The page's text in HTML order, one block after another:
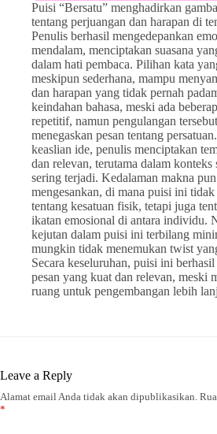
Puisi “Bersatu” menghadirkan
tentang perjuangan dan harapan di
Penulis berhasil mengedepankan
mendalam, menciptakan suasana
dalam hati pembaca. Pilihan kata
meskipun sederhana, mampu
dan harapan yang tidak pernah
keindahan bahasa, meski ada
repetitif, namun pengulangan
menegaskan pesan tentang
keaslian ide, penulis menciptakan
dan relevan, terutama dalam konteks
sering terjadi. Kedalaman makna
mengesankan, di mana puisi ini
tentang kesatuan fisik, tetapi juga
ikatan emosional di antara individu.
kejutan dalam puisi ini terbilang
mungkin tidak menemukan twist
Secara keseluruhan, puisi ini
pesan yang kuat dan relevan, meski
ruang untuk pengembangan lebih
Leave a Reply
Alamat email Anda tidak akan dipublikasikan.
*